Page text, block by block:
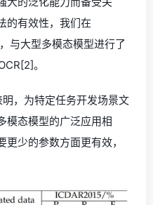
的有效性，我们在
与大型多模态模型进行了
。
，为特定任务开发场景文
模态模型的广泛应用相
少的参数方面更有效，